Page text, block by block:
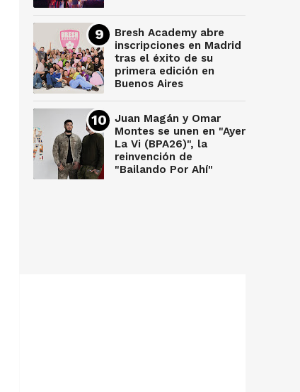
Bresh Academy abre
inscripciones en Madrid
tras el éxito de su
primera edición en
Buenos Aires
Juan Magán y Omar
Montes se unen en "Ayer
La Vi (BPA26)", la
reinvención de
"Bailando Por Ahí"